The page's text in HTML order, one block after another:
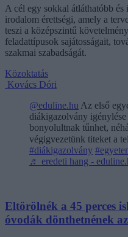
A cél egy sokkal átláthatóbb és
irodalom érettségi, amely a
teszi a középszintű
feladattípusok sajátosságait,
szakmai szabadságát.
Közoktatás
Kovács Dóri
@eduline.hu Az első
diákigazolvány
bonyolultnak tűnhet,
végigvezetünk titeket a
#diákigazolvány
♬ eredeti hang -
Eltörölnék a 45 perces
óvodák dönthetnének